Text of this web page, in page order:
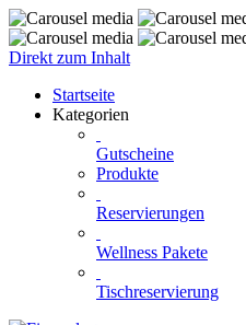
Direkt zum Inhalt
Startseite
Kategorien
Gutscheine
Produkte
Reservierungen
Wellness Pakete
Tischreservierung